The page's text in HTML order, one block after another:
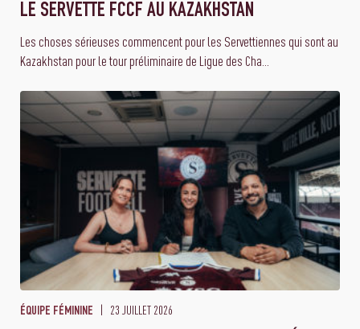
LE SERVETTE FCCF AU KAZAKHSTAN
Les choses sérieuses commencent pour les Servettiennes qui sont au
Kazakhstan pour le tour préliminaire de Ligue des Cha...
ÉQUIPE FÉMININE 23 JUILLET 2026